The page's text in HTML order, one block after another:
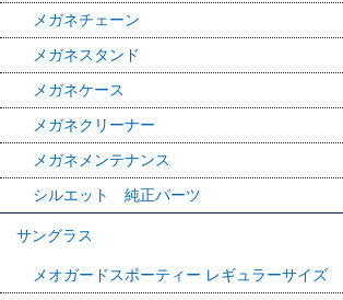
メガネチェーン
メガネスタンド
メガネケース
メガネクリーナー
メガネメンテナンス
シルエット 純正パーツ
サングラス
メオガードスポーティー レギュラーサイズ